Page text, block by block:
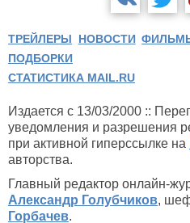
ТРЕЙЛЕРЫ НОВОСТИ
ПОДБОРКИ
СТАТИСТИКА MAIL.RU
Издается с 13/03/2000 ::
уведомления и разрешения
при активной гиперссылке на
авторства.
Главный редактор онлайн-
Александр Голубчиков,
Горбачев.